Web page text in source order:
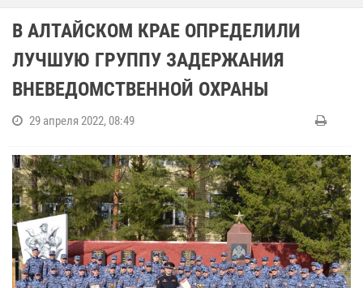
В АЛТАЙСКОМ КРАЕ ОПРЕДЕЛИЛИ
ЛУЧШУЮ ГРУППУ ЗАДЕРЖАНИЯ
ВНЕВЕДОМСТВЕННОЙ ОХРАНЫ
29 апреля 2022, 08:49